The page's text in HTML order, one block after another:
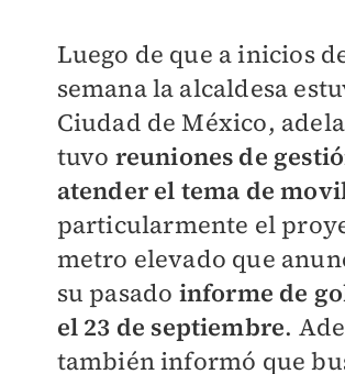
Luego de que a inicios
semana la alcaldesa
Ciudad de México,
tuvo reuniones de
atender el tema de
particularmente el
metro elevado que
su pasado informe de
el 23 de septiembre.
también informó que